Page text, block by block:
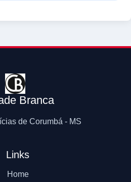
Branca
de Corumbá - MS
Links
Home